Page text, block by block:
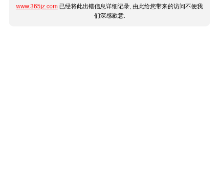
www.365jz.com 已经将此出错信息详细记录, 由此给您带来的访问不便我
们深感歉意.